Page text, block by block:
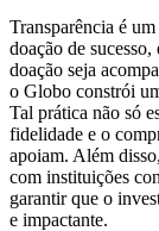
Transparência é
doação de sucesso,
doação seja
o Globo constrói
Tal prática não só
fidelidade e o
apoiam. Além
com instituições
garantir que o
e impactante.